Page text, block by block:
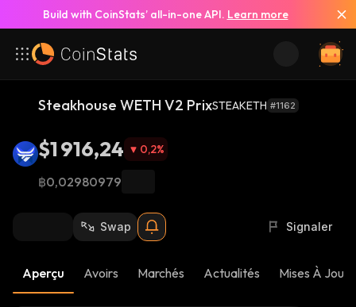
Build with CoinStats’ all-in-one API. Learn more
Steakhouse WETH V2 PrixSTEAKETH #1162
$1 916,24 0,2%
฿0,02980979
Swap Signaler
Aperçu Avoirs Marchés Actualités Mises À Jour